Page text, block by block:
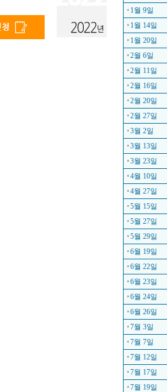
1월 9일
1월 14일
1월 20일
2월 6일
2월 11일
2월 16일
2월 20일
2월 27일
3월 2일
3월 13일
3월 23일
4월 10일
4월 27일
5월 15일
5월 27일
5월 29일
6월 19일
6월 22일
6월 23일
6월 24일
6월 26일
7월 3일
7월 7일
7월 12일
7월 17일
7월 19일